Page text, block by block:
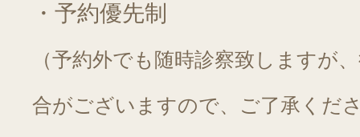
・予約優先制
（予約外でも随時診察致しますが
合がございますので、ご了承くだ